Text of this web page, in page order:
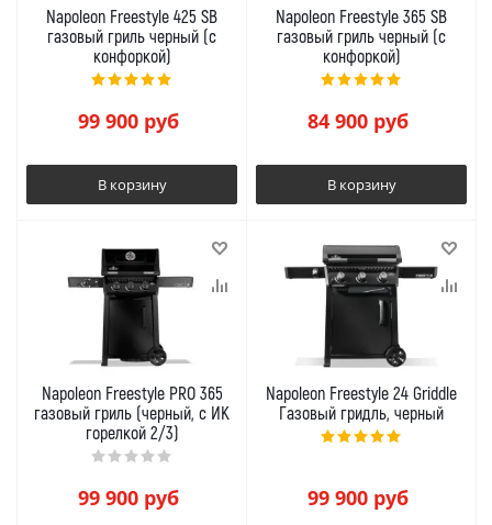
Napoleon Freestyle 425 SB
газовый гриль черный (с
конфоркой)
99 900руб
В корзину
Napoleon Freestyle 365 SB
газовый гриль черный (с
конфоркой)
84 900руб
В корзину
Napoleon Freestyle PRO 365
газовый гриль (черный, с ИК
горелкой 2/3)
99 900руб
Napoleon Freestyle 24 Griddle
Газовый гридль, черный
99 900руб